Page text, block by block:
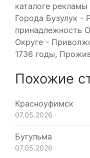
каталоге
Города Бузулук -
принадлежность
Округе -
1736 годы,
Похожие
Красноуфимск
07.05.2026
Бугульма
07.05.2026